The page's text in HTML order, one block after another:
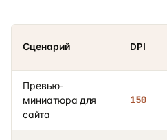
Сценарий DPI
Превью-
миниатюра для
сайта
150